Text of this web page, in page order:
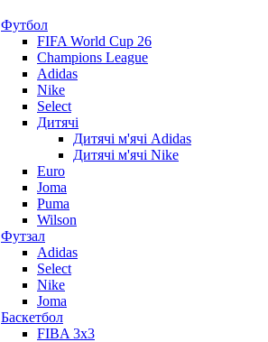
Футбол
FIFA World Cup 26
Champions League
Adidas
Nike
Select
Дитячі
Дитячі м'ячі Adidas
Дитячі м'ячі Nike
Euro
Joma
Puma
Wilson
Футзал
Adidas
Select
Nike
Joma
Баскетбол
FIBA 3x3